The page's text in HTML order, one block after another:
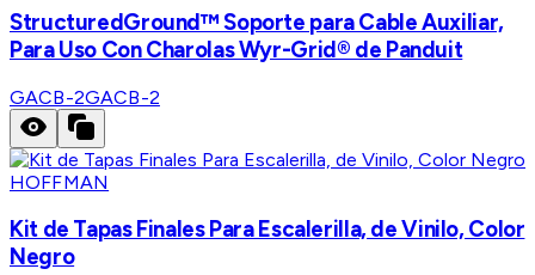
StructuredGround™ Soporte para Cable Auxiliar,
Para Uso Con Charolas Wyr-Grid® de Panduit
GACB-2GACB-2
HOFFMAN
Kit de Tapas Finales Para Escalerilla, de Vinilo, Color
Negro